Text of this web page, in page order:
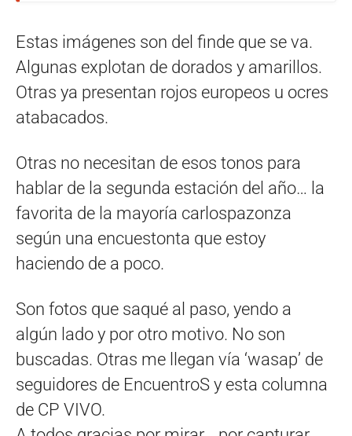
Estas imágenes son del finde que se va.
Algunas explotan de dorados y amarillos.
Otras ya presentan rojos europeos u ocres
atabacados.
Otras no necesitan de esos tonos para
hablar de la segunda estación del año… la
favorita de la mayoría carlospazonza
según una encuestonta que estoy
haciendo de a poco.
Son fotos que saqué al paso, yendo a
algún lado y por otro motivo. No son
buscadas. Otras me llegan vía ‘wasap’ de
seguidores de EncuentroS y esta columna
de CP VIVO.